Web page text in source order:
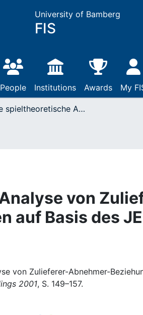
University of Bamberg
FIS
People Institutions Awards My
Eine spieltheoretische Analyse von Zulieferer-Abnehmer-Beziehungen auf Basis des JELS-Modells
von
auf Basis des
von Zulieferer-Abnehmer-
2001, S. 149–157.